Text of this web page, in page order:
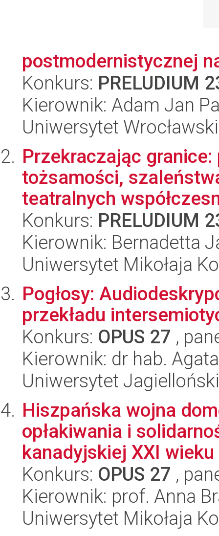
postmodernistycznej
Konkurs: PRELUDIUM
Kierownik: Adam Jan
Uniwersytet Wrocławski
Przekraczając
tożsamości,
teatralnych
Konkurs: PRELUDIUM
Kierownik: Bernadetta
Uniwersytet Mikołaja
Pogłosy:
przekładu
Konkurs: OPUS 27 ,
Kierownik: dr hab.
Uniwersytet Jagielloński
Hiszpańska wojna
opłakiwania i
kanadyjskiej XXI wieku
Konkurs: OPUS 27 ,
Kierownik: prof. Anna
Uniwersytet Mikołaja